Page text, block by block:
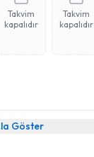
Takvim
kapalıdır
Takvim
kapalıdır
Göster